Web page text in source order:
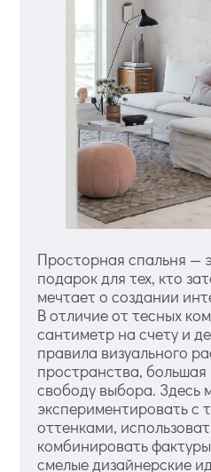
Просторная спальня —
подарок для тех, кто
мечтает о создании
В отличие от тесных
сантиметр на счету и
правила визуального
пространства,
свободу выбора. Здесь
экспериментировать с
оттенками,
комбинировать
смелые дизайнерские